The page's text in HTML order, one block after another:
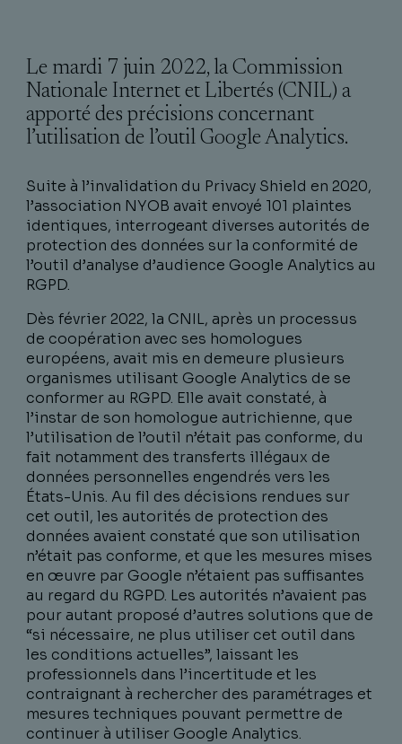
Le mardi 7 juin 2022, la Commission
Nationale Internet et Libertés (CNIL) a
apporté des précisions concernant
l’utilisation de l’outil Google Analytics.
Suite à l’invalidation du Privacy Shield en 2020,
l’association NYOB avait envoyé 101 plaintes
identiques, interrogeant diverses autorités de
protection des données sur la conformité de
l’outil d’analyse d’audience Google Analytics au
RGPD.
Dès février 2022, la CNIL, après un processus
de coopération avec ses homologues
européens, avait mis en demeure plusieurs
organismes utilisant Google Analytics de se
conformer au RGPD. Elle avait constaté, à
l’instar de son homologue autrichienne, que
l’utilisation de l’outil n’était pas conforme, du
fait notamment des transferts illégaux de
données personnelles engendrés vers les
États-Unis. Au fil des décisions rendues sur
cet outil, les autorités de protection des
données avaient constaté que son utilisation
n’était pas conforme, et que les mesures mises
en œuvre par Google n’étaient pas suffisantes
au regard du RGPD. Les autorités n’avaient pas
pour autant proposé d’autres solutions que de
“si nécessaire, ne plus utiliser cet outil dans
les conditions actuelles”, laissant les
professionnels dans l’incertitude et les
contraignant à rechercher des paramétrages et
mesures techniques pouvant permettre de
continuer à utiliser Google Analytics.